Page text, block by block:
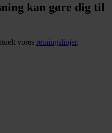
kan gøre dig til
vores retningslinjer.